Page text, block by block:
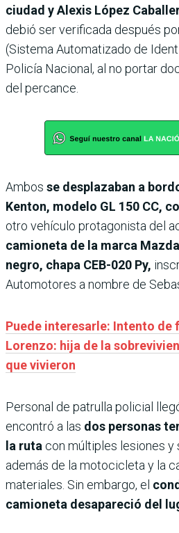
ciudad y Alexis López
debió ser verificada después
(Sistema Automatizado de
Policía Nacional, al no portar
del percance.
Ambos se desplazaban a
Kenton, modelo GL 150 CC,
otro vehículo protagonista del
camioneta de la marca
negro, chapa CEB-020 Py,
Automotores a nombre de
Puede interesarle: Intento de
Lorenzo: hija de la
que vivieron
Personal de patrulla policial
encontró a las dos personas
la ruta con múltiples lesiones y
además de la motocicleta y la
materiales. Sin embargo, el
camioneta desapareció del